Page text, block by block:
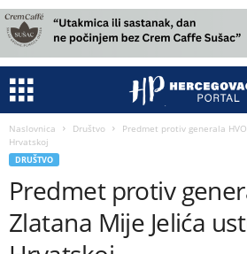
Naslovnica Društvo
Predmet protiv generala
Hrvatskoj
DRUŠTVO
Predmet protiv
Zlatana Mije Jelića